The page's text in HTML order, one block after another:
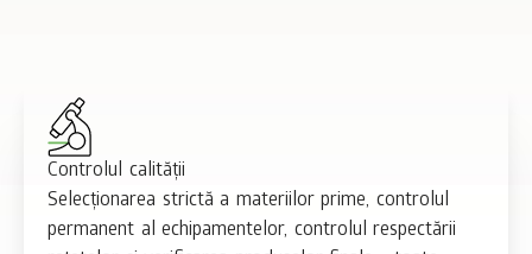
Controlul calității
Selecționarea strictă a materiilor prime, controlul
permanent al echipamentelor, controlul respectării